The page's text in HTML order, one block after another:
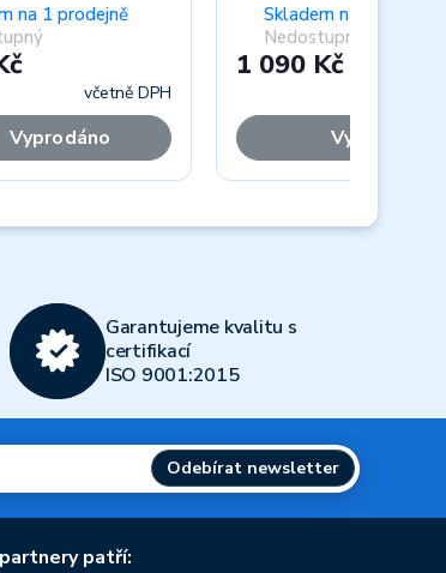
na 1 prodejně
včetně DPH
Vyprodáno
Skladem na 1
Nedostupný
1 090 Kč
Vyprodáno
Garantujeme kvalitu s
certifikací
ISO 9001:2015
Odebírat newsletter
patří: